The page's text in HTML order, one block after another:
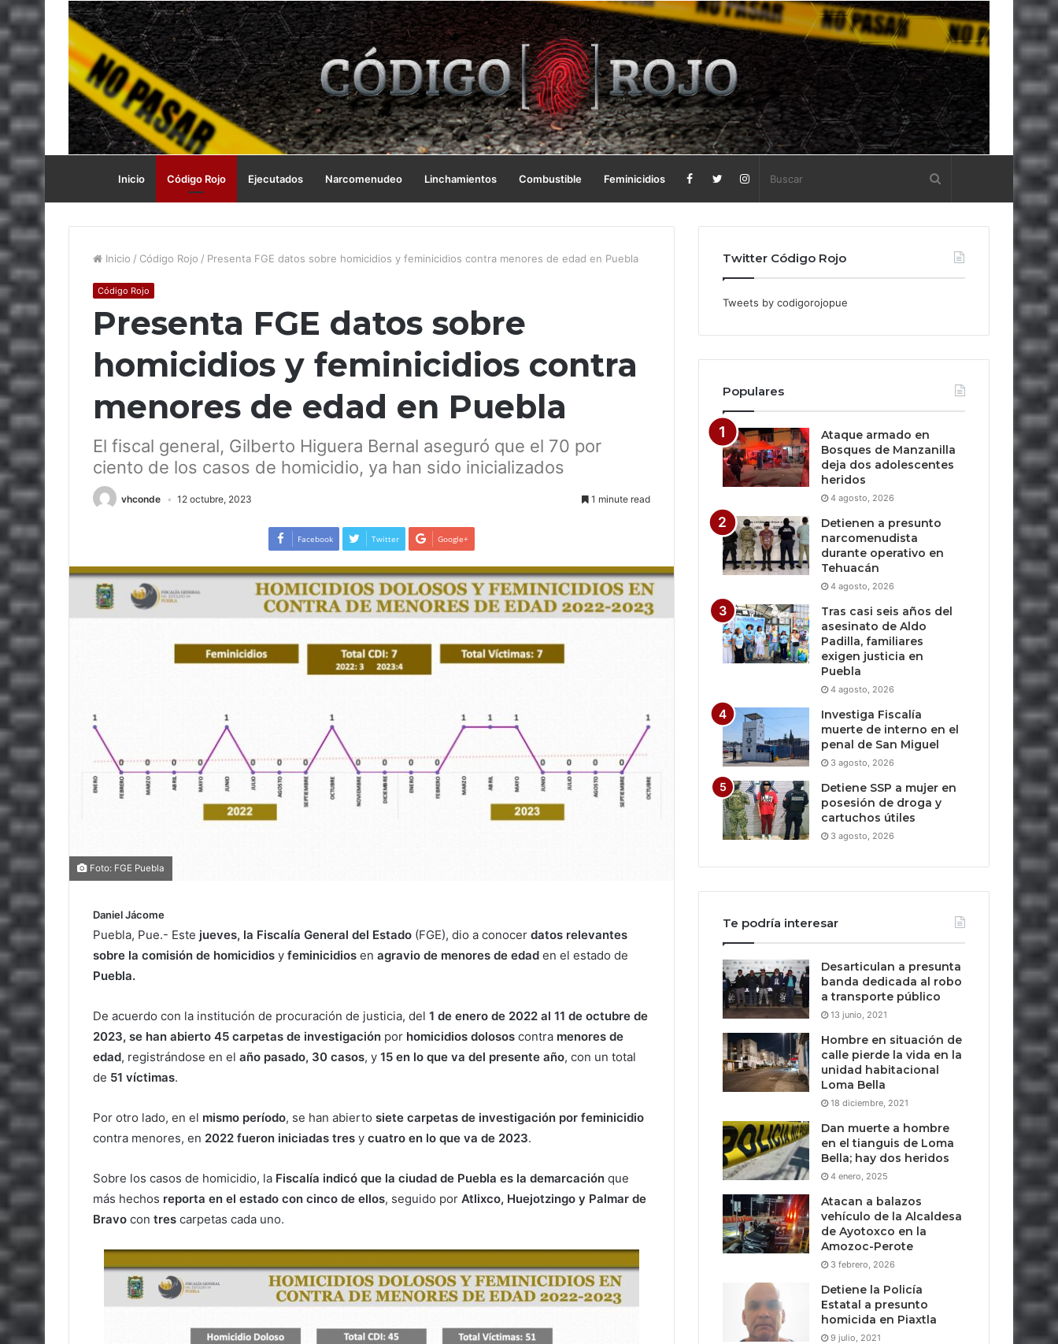
Inicio Código Rojo Ejecutados Narcomenudeo Linchamientos Combustible Feminicidios
Inicio / Código Rojo / Presenta FGE datos sobre homicidios y feminicidios contra menores de edad en Puebla
Código Rojo
Presenta FGE datos sobre
homicidios y feminicidios contra
menores de edad en Puebla
El fiscal general, Gilberto Higuera Bernal aseguró que el 70 por
ciento de los casos de homicidio, ya han sido inicializados
vhconde 12 octubre, 2023 1 minute read
Facebook Twitter Google+
Foto: FGE Puebla
Daniel Jácome
Puebla, Pue.- Este jueves, la Fiscalía General del Estado (FGE), dio a conocer datos relevantes
sobre la comisión de homicidios y feminicidios en agravio de menores de edad en el estado de
Puebla.
De acuerdo con la institución de procuración de justicia, del 1 de enero de 2022 al 11 de octubre de
2023, se han abierto 45 carpetas de investigación por homicidios dolosos contra menores de
edad, registrándose en el año pasado, 30 casos, y 15 en lo que va del presente año, con un total
de 51 víctimas.
Por otro lado, en el mismo período, se han abierto siete carpetas de investigación por feminicidio
contra menores, en 2022 fueron iniciadas tres y cuatro en lo que va de 2023.
Sobre los casos de homicidio, la Fiscalía indicó que la ciudad de Puebla es la demarcación que
más hechos reporta en el estado con cinco de ellos, seguido por Atlixco, Huejotzingo y Palmar de
Bravo con tres carpetas cada uno.
Twitter Código Rojo
Tweets by codigorojopue
Populares
Ataque armado en
Bosques de Manzanilla
deja dos adolescentes
heridos
4 agosto, 2026
Detienen a presunto
narcomenudista
durante operativo en
Tehuacán
4 agosto, 2026
Tras casi seis años del
asesinato de Aldo
Padilla, familiares
exigen justicia en
Puebla
4 agosto, 2026
Investiga Fiscalía
muerte de interno en el
penal de San Miguel
3 agosto, 2026
Detiene SSP a mujer en
posesión de droga y
cartuchos útiles
3 agosto, 2026
Te podría interesar
Desarticulan a presunta
banda dedicada al robo
a transporte público
13 junio, 2021
Hombre en situación de
calle pierde la vida en la
unidad habitacional
Loma Bella
18 diciembre, 2021
Dan muerte a hombre
en el tianguis de Loma
Bella; hay dos heridos
4 enero, 2025
Atacan a balazos
vehículo de la Alcaldesa
de Ayotoxco en la
Amozoc-Perote
3 febrero, 2026
Detiene la Policía
Estatal a presunto
homicida en Piaxtla
9 julio, 2021